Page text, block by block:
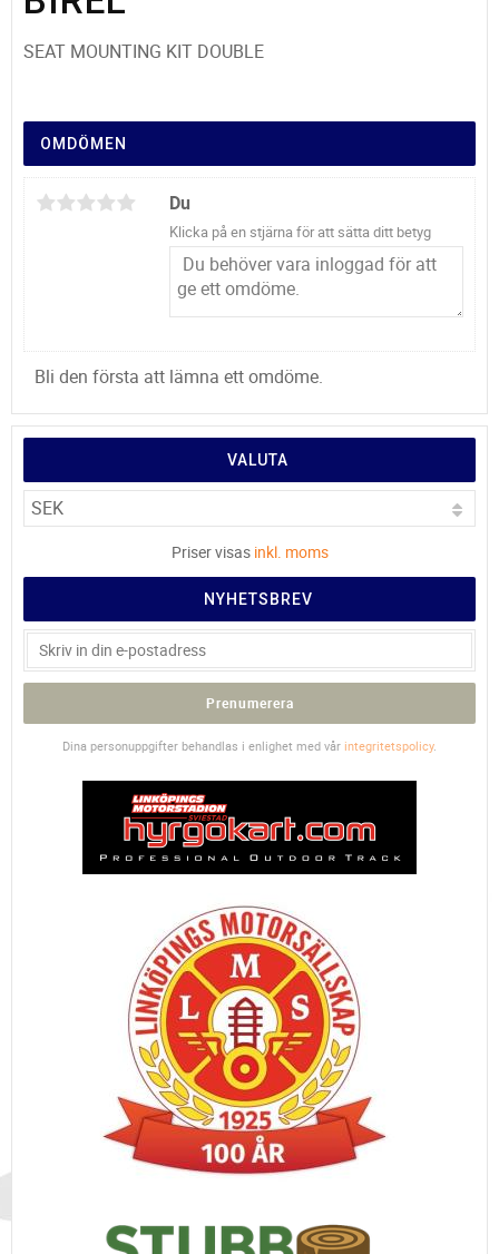
SEAT MOUNTING KIT DOUBLE
OMDÖMEN
Du
Klicka på en stjärna för att sätta ditt betyg
Bli den första att lämna ett omdöme.
VALUTA
Priser visas inkl. moms
NYHETSBREV
Prenumerera
Dina personuppgifter behandlas i enlighet med vår integritetspolicy.